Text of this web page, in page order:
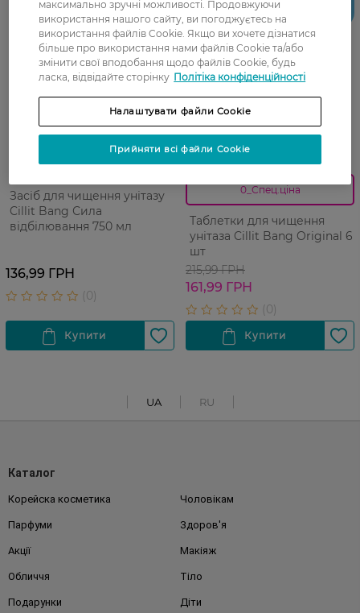
Засіб для чищення унітазу
Cillit Bang Сила
відбілювання 750 мл
136,99 ГРН
27 07 - 23 08
0_Спец.ціна
Таблетки для чищення
унітаза Cillit Bang Original 6
шт
215,99 ГРН
161,99 ГРН
UA RU
Каталог
Корейска косметика Чоловікам
Парфуми Здоров'я
Акції Макіяж
Обличчя Тіло
Подарунки Діти
максимально зручні можливості. Продовжуючи
використання нашого сайту, ви погоджуєтесь на
використання файлів Cookie. Якщо ви хочете дізнатися
більше про використання нами файлів Cookie та/або
змінити свої вподобання щодо файлів Cookie, будь
ласка, відвідайте сторінку Політіка конфіденційності
Налаштувати файли Cookie
Прийняти всі файли Cookie